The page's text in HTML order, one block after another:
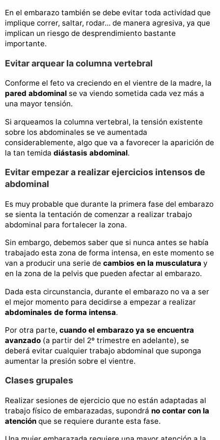
En el embarazo también se debe evitar toda actividad que
implique correr, saltar, rodar… de manera agresiva, ya que
implican un riesgo de desprendimiento bastante
importante.
Evitar arquear la columna vertebral
Conforme el feto va creciendo en el vientre de la madre, la
pared abdominal se va viendo sometida cada vez más a
una mayor tensión.
Si arqueamos la columna vertebral, la tensión existente
sobre los abdominales se ve aumentada
considerablemente, algo que va a favorecer la aparición de
la tan temida diástasis abdominal.
Evitar empezar a realizar ejercicios intensos de
abdominal
Es muy probable que durante la primera fase del embarazo
se sienta la tentación de comenzar a realizar trabajo
abdominal para fortalecer la zona.
Sin embargo, debemos saber que si nunca antes se había
trabajado esta zona de forma intensa, en este momento se
van a producir una serie de cambios en la musculatura y
en la zona de la pelvis que pueden afectar al embarazo.
Dada esta circunstancia, durante el embarazo no va a ser
el mejor momento para decidirse a empezar a realizar
abdominales de forma intensa.
Por otra parte, cuando el embarazo ya se encuentra
avanzado (a partir del 2º trimestre en adelante), se
deberá evitar cualquier trabajo abdominal que suponga
aumentar la presión sobre el vientre.
Clases grupales
Realizar sesiones de ejercicio que no están adaptadas al
trabajo físico de embarazadas, supondrá no contar con la
atención que se requiere durante esta fase.